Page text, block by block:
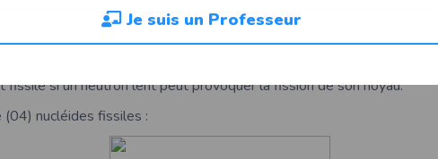
fissile et nuclÃ©ide fertile
fissile si un neutron lent peut provoquer la fission de son noyau.
nucléides fissiles :
Je suis un Professeur